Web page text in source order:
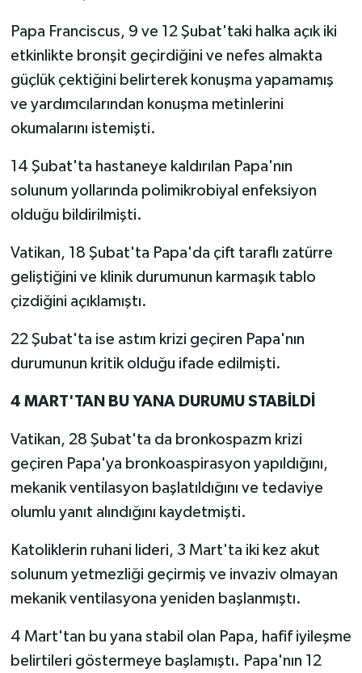
Papa Franciscus, 9 ve 12 Şubat'taki halka açık iki
etkinlikte bronşit geçirdiğini ve nefes almakta
güçlük çektiğini belirterek konuşma yapamamış
ve yardımcılarından konuşma metinlerini
okumalarını istemişti.
14 Şubat'ta hastaneye kaldırılan Papa'nın
solunum yollarında polimikrobiyal enfeksiyon
olduğu bildirilmişti.
Vatikan, 18 Şubat'ta Papa'da çift taraflı zatürre
geliştiğini ve klinik durumunun karmaşık tablo
çizdiğini açıklamıştı.
22 Şubat'ta ise astım krizi geçiren Papa'nın
durumunun kritik olduğu ifade edilmişti.
4 MART'TAN BU YANA DURUMU STABİLDİ
Vatikan, 28 Şubat'ta da bronkospazm krizi
geçiren Papa'ya bronkoaspirasyon yapıldığını,
mekanik ventilasyon başlatıldığını ve tedaviye
olumlu yanıt alındığını kaydetmişti.
Katoliklerin ruhani lideri, 3 Mart'ta iki kez akut
solunum yetmezliği geçirmiş ve invaziv olmayan
mekanik ventilasyona yeniden başlanmıştı.
4 Mart'tan bu yana stabil olan Papa, hafif iyileşme
belirtileri göstermeye başlamıştı. Papa'nın 12